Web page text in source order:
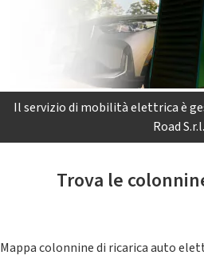
Il servizio di mobilità elettrica è
Road S.r.l.
Trova le
Mappa colonnine di ricarica auto